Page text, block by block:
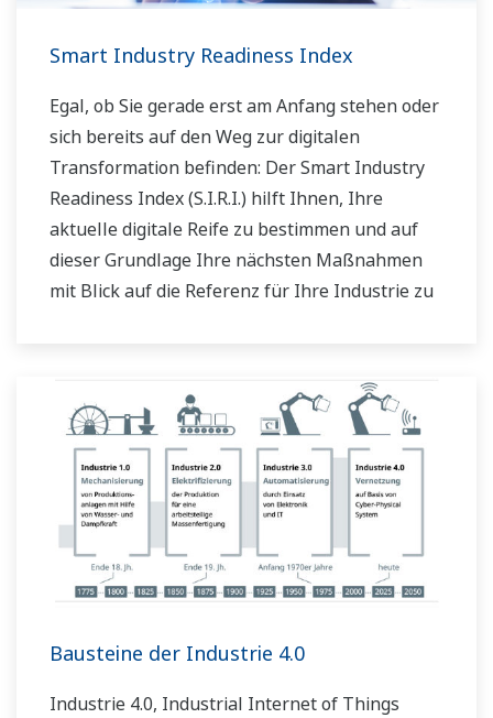
Smart Industry Readiness Index
Egal, ob Sie gerade erst am Anfang stehen oder
sich bereits auf den Weg zur digitalen
Transformation befinden: Der Smart Industry
Readiness Index (S.I.R.I.) hilft Ihnen, Ihre
aktuelle digitale Reife zu bestimmen und auf
dieser Grundlage Ihre nächsten Maßnahmen
mit Blick auf die Referenz für Ihre Industrie zu
Bausteine der Industrie 4.0
Industrie 4.0, Industrial Internet of Things